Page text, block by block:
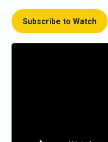
Subscribe to Watch